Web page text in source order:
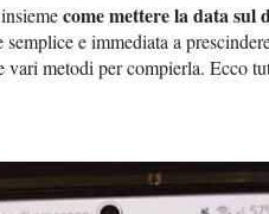
come mettere la data sul
e immediata a
vari metodi per compierla. Ecco